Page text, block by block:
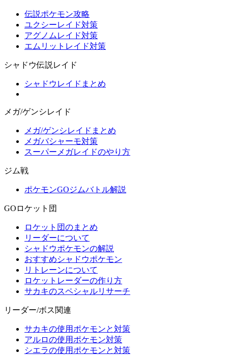
伝説ポケモン攻略
ユクシーレイド対策
アグノムレイド対策
エムリットレイド対策
シャドウ伝説レイド
シャドウレイドまとめ
メガ/ゲンシレイド
メガ/ゲンシレイドまとめ
メガバシャーモ対策
スーパーメガレイドのやり方
ジム戦
ポケモンGOジムバトル解説
GOロケット団
ロケット団のまとめ
リーダーについて
シャドウポケモンの解説
おすすめシャドウポケモン
リトレーンについて
ロケットレーダーの作り方
サカキのスペシャルリサーチ
リーダー/ボス関連
サカキの使用ポケモンと対策
アルロの使用ポケモン対策
シエラの使用ポケモンと対策